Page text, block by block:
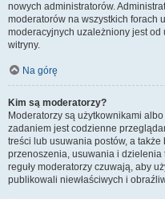
nowych administratorów.
moderatorów na wszystkich forach
moderacyjnych uzależniony jest od
witryny.
Na górę
Kim są moderatorzy?
Moderatorzy są użytkownikami
zadaniem jest codzienne
treści lub usuwania postów, a
przenoszenia, usuwania i dzielenia
reguły moderatorzy czuwają, aby
publikowali niewłaściwych i